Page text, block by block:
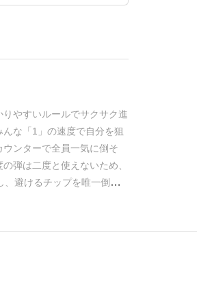
りやすいルールでサクサク進
んな「1」の速度で自分を狙
ンターで全員一気に倒そ
弾は二度と使えないため、
、避けるチップを唯一倒せ